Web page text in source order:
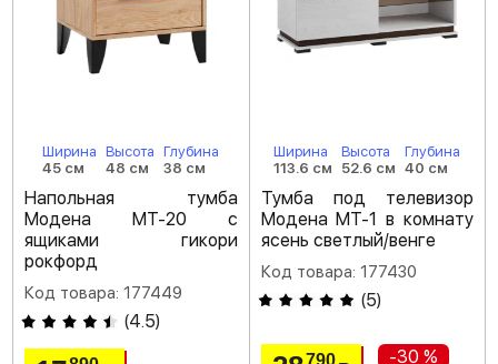
Ширина
45 см
Высота
48 см
Глубина
38 см
Напольная тумба
Модена МТ-20 с
ящиками гикори
рокфорд
Код товара: 177449
(4.5)
Ширина
113.6 см
Высота
52.6 см
Глубина
40 см
Тумба под телевизор
Модена МТ-1 в комнату
ясень светлый/венге
Код товара: 177430
(5)
790
-30 %